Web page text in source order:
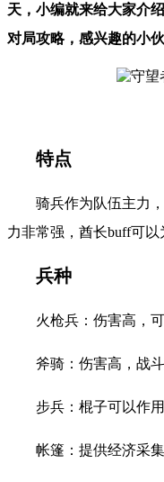
天，小编就来给大家介
对局攻略，感兴趣的小
特点
骑兵作为队伍主力
力非常强，酋长buff可以
兵种
火枪兵：伤害高，
斧骑：伤害高，战
步兵：棍子可以作
帐篷：提供经济采